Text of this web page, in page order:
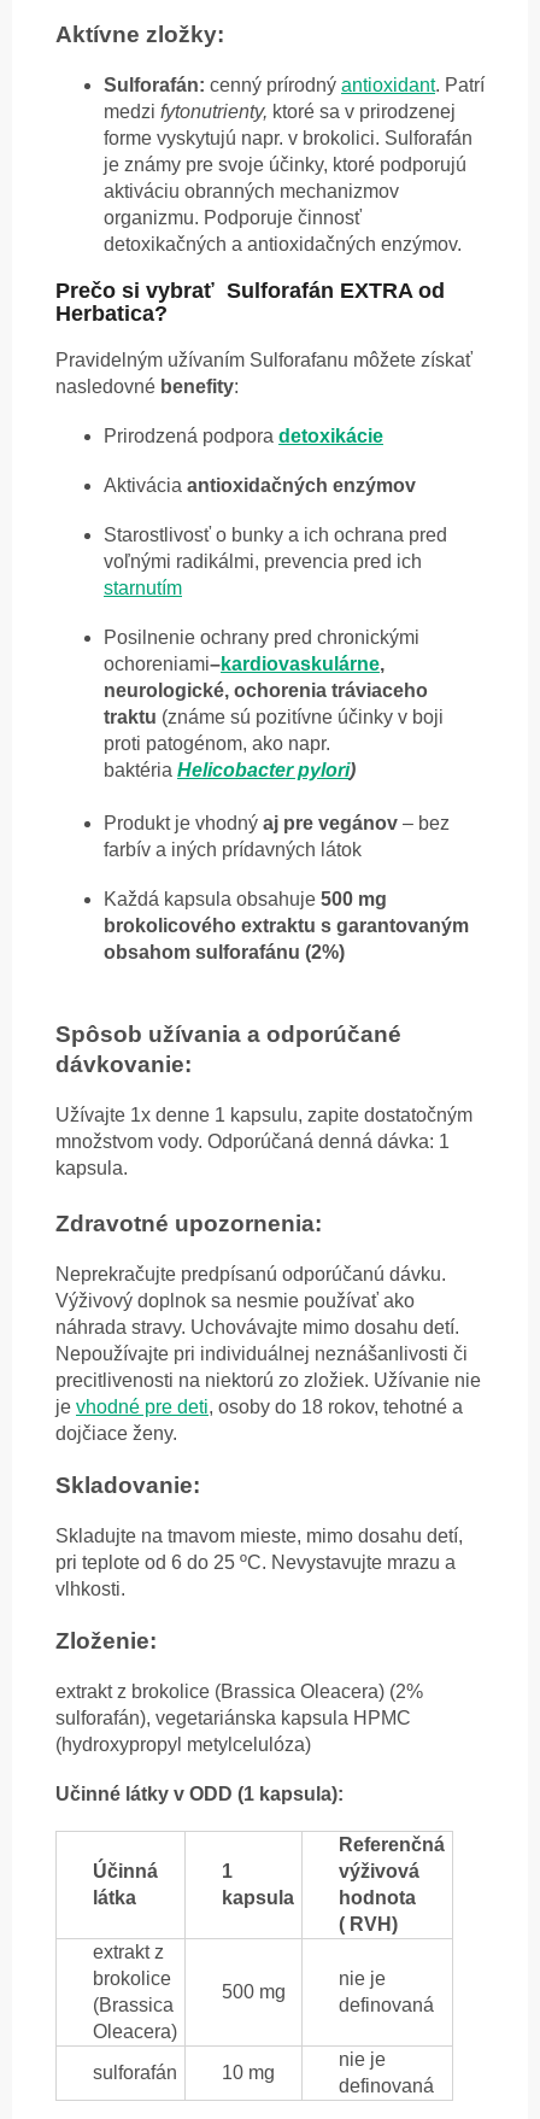
Aktívne zložky:
Sulforafán: cenný prírodný antioxidant. Patrí
medzi fytonutrienty, ktoré sa v prirodzenej
forme vyskytujú napr. v brokolici. Sulforafán
je známy pre svoje účinky, ktoré podporujú
aktiváciu obranných mechanizmov
organizmu. Podporuje činnosť
detoxikačných a antioxidačných enzýmov.
Prečo si vybrať Sulforafán EXTRA od
Herbatica?
Pravidelným užívaním Sulforafanu môžete získať
nasledovné benefity:
Prirodzená podpora detoxikácie
Aktivácia antioxidačných enzýmov
Starostlivosť o bunky a ich ochrana pred
voľnými radikálmi, prevencia pred ich
starnutím
Posilnenie ochrany pred chronickými
ochoreniami–kardiovaskulárne,
neurologické, ochorenia tráviaceho
traktu (známe sú pozitívne účinky v boji
proti patogénom, ako napr.
baktéria Helicobacter pylori)
Produkt je vhodný aj pre vegánov – bez
farbív a iných prídavných látok
Každá kapsula obsahuje 500 mg
brokolicového extraktu s garantovaným
obsahom sulforafánu (2%)
Spôsob užívania a odporúčané
dávkovanie:
Užívajte 1x denne 1 kapsulu, zapite dostatočným
množstvom vody. Odporúčaná denná dávka: 1
kapsula.
Zdravotné upozornenia:
Neprekračujte predpísanú odporúčanú dávku.
Výživový doplnok sa nesmie používať ako
náhrada stravy. Uchovávajte mimo dosahu detí.
Nepoužívajte pri individuálnej neznášanlivosti či
precitlivenosti na niektorú zo zložiek. Užívanie nie
je vhodné pre deti, osoby do 18 rokov, tehotné a
dojčiace ženy.
Skladovanie:
Skladujte na tmavom mieste, mimo dosahu detí,
pri teplote od 6 do 25 ºC. Nevystavujte mrazu a
vlhkosti.
Zloženie:
extrakt z brokolice (Brassica Oleacera) (2%
sulforafán), vegetariánska kapsula HPMC
(hydroxypropyl metylcelulóza)
Učinné látky v ODD (1 kapsula):
Účinná
látka
1
kapsula
Referenčná
výživová
hodnota
( RVH)
extrakt z
brokolice
(Brassica
Oleacera)
500 mg
nie je
definovaná
sulforafán 10 mg
nie je
definovaná